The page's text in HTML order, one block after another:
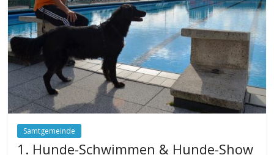
Samtgemeinde
1. Hunde-Schwimmen & Hunde-Show